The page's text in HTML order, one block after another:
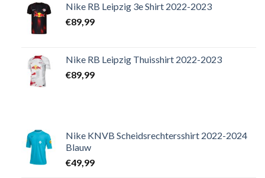
Nike RB Leipzig 3e Shirt 2022-2023
€89,99
Nike RB Leipzig Thuisshirt 2022-2023
€89,99
Nike KNVB Scheidsrechtersshirt 2022-2024
Blauw
€49,99